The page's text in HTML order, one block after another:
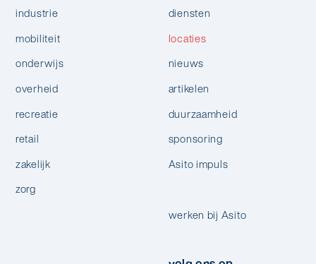
industrie
mobiliteit
onderwijs
overheid
recreatie
retail
zakelijk
zorg
diensten
locaties
nieuws
artikelen
duurzaamheid
sponsoring
Asito impuls
werken bij Asito